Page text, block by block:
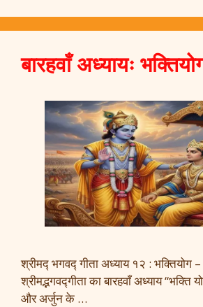
बारहवाँ अध्यायः
श्रीमद्‍ भगवद्‍ गीता अध्याय १२ : भक्तियोग –
श्रीमद्भगवद्गीता का बारहवाँ अध्याय “भक्ति
और अर्जुन के …